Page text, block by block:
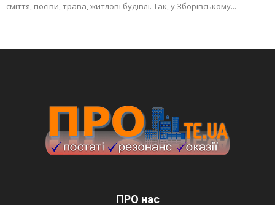
сміття, посіви, трава, житлові будівлі. Так, у Зборівському...
ПРО нас